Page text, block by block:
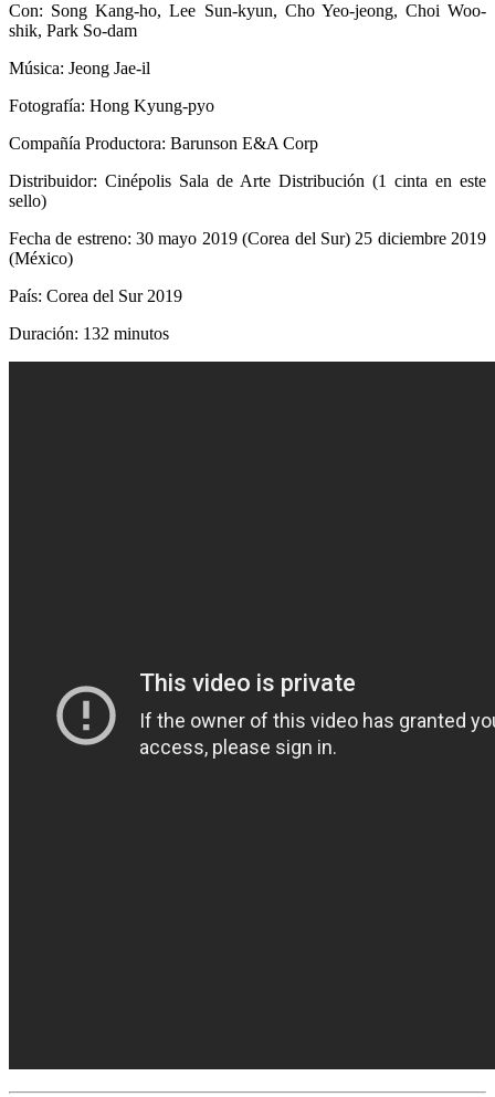
Con: Song Kang-ho, Lee Sun-kyun, Cho Yeo-jeong, Choi Woo-
shik, Park So-dam
Música: Jeong Jae-il
Fotografía: Hong Kyung-pyo
Compañía Productora: Barunson E&A Corp
Distribuidor: Cinépolis Sala de Arte Distribución (1 cinta en este
sello)
Fecha de estreno: 30 mayo 2019 (Corea del Sur) 25 diciembre 2019
(México)
País: Corea del Sur 2019
Duración: 132 minutos